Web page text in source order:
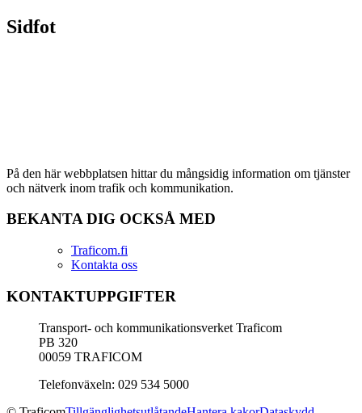
Sidfot
På den här webbplatsen hittar du mångsidig information om tjänster
och nätverk inom trafik och kommunikation.
BEKANTA DIG OCKSÅ MED
Traficom.fi
Kontakta oss
KONTAKTUPPGIFTER
Transport- och kommunikationsverket Traficom
PB 320
00059 TRAFICOM
Telefonväxeln: 029 534 5000